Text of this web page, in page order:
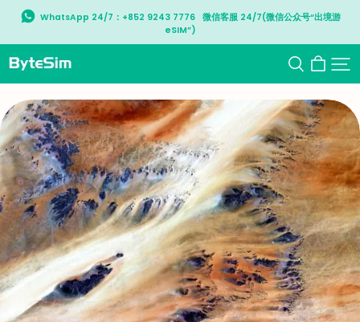
WhatsApp 24/7：+852 9243 7776   微信客服 24/7(微信公众号“出境游
eSIM”)
ByteSIM